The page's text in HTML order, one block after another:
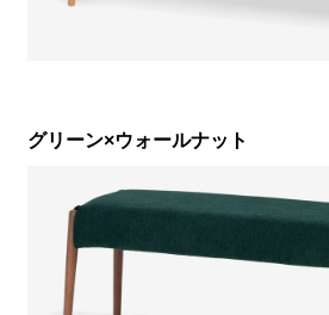
グリーン×ウォールナット